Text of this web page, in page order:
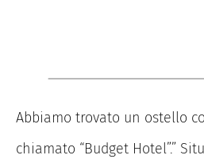
Abbiamo trovato un ostello
chiamato “Budget Hotel”.”